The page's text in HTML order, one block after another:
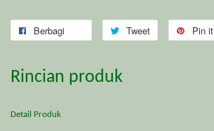
Berbagi Tweet Pin it
Rincian produk
Detail Produk